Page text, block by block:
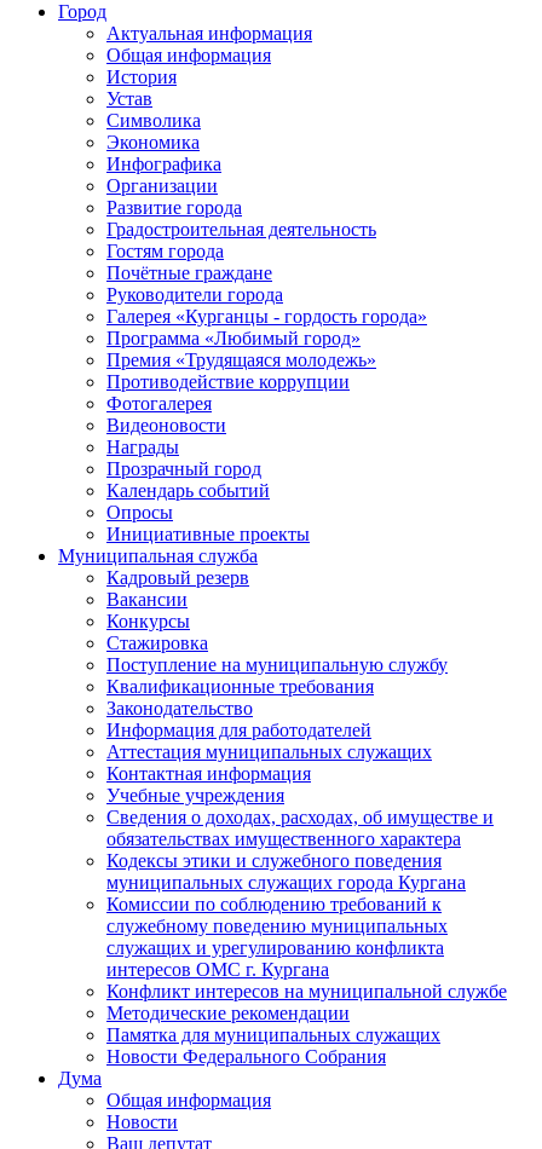
Город
Актуальная информация
Общая информация
История
Устав
Символика
Экономика
Инфографика
Организации
Развитие города
Градостроительная деятельность
Гостям города
Почётные граждане
Руководители города
Галерея «Курганцы - гордость города»
Программа «Любимый город»
Премия «Трудящаяся молодежь»
Противодействие коррупции
Фотогалерея
Видеоновости
Награды
Прозрачный город
Календарь событий
Опросы
Инициативные проекты
Муниципальная служба
Кадровый резерв
Вакансии
Конкурсы
Стажировка
Поступление на муниципальную службу
Квалификационные требования
Законодательство
Информация для работодателей
Аттестация муниципальных служащих
Контактная информация
Учебные учреждения
Сведения о доходах, расходах, об имуществе и
обязательствах имущественного характера
Кодексы этики и служебного поведения
муниципальных служащих города Кургана
Комиссии по соблюдению требований к
служебному поведению муниципальных
служащих и урегулированию конфликта
интересов ОМС г. Кургана
Конфликт интересов на муниципальной службе
Методические рекомендации
Памятка для муниципальных служащих
Новости Федерального Cобрания
Дума
Общая информация
Новости
Ваш депутат